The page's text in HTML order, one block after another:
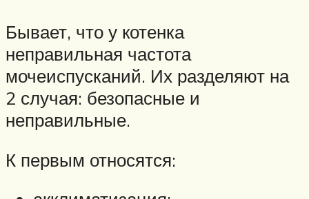
Бывает, что у котенка
неправильная частота
мочеиспусканий. Их разделяют на
2 случая: безопасные и
неправильные.
К первым относятся: